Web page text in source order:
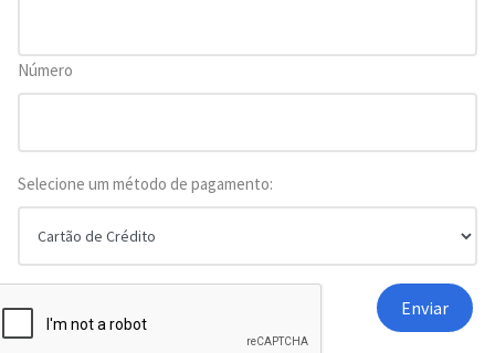
Número
Selecione um método de pagamento: